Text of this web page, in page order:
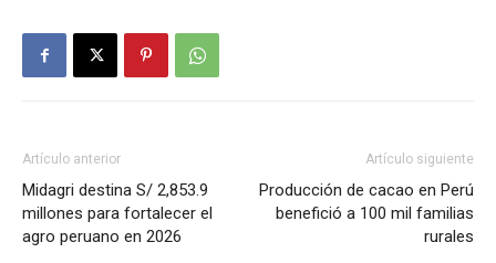
Artículo anterior
Midagri destina S/ 2,853.9
millones para fortalecer el
agro peruano en 2026
Artículo siguiente
Producción de cacao en Perú
benefició a 100 mil familias
rurales